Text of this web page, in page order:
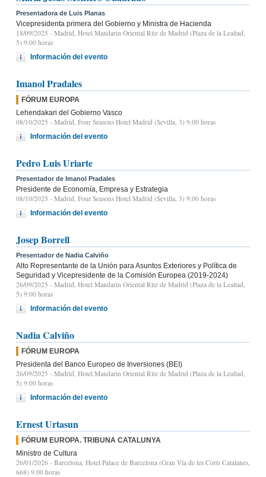
Presentadora de Luis Planas
Vicepresidenta primera del Gobierno y Ministra de Hacienda
18/09/2025 - Madrid, Hotel Mandarin Oriental Ritz de Madrid (Plaza de la Lealtad,
5) 9:00 horas
Información del evento
Imanol Pradales
FÓRUM EUROPA
Lehendakari del Gobierno Vasco
08/10/2025 - Madrid, Four Seasons Hotel Madrid (Sevilla, 3) 9.00 horas
Información del evento
Pedro Luis Uriarte
Presentador de Imanol Pradales
Presidente de Economía, Empresa y Estrategia
08/10/2025 - Madrid, Four Seasons Hotel Madrid (Sevilla, 3) 9.00 horas
Información del evento
Josep Borrell
Presentador de Nadia Calviño
Alto Representante de la Unión para Asuntos Exteriores y Política de
Seguridad y Vicepresidente de la Comisión Europea (2019-2024)
26/09/2025 - Madrid, Hotel Mandarin Oriental Ritz de Madrid (Plaza de la Lealtad,
5) 9:00 horas
Información del evento
Nadia Calviño
FÓRUM EUROPA
Presidenta del Banco Europeo de Inversiones (BEI)
26/09/2025 - Madrid, Hotel Mandarin Oriental Ritz de Madrid (Plaza de la Lealtad,
5) 9:00 horas
Información del evento
Ernest Urtasun
FÓRUM EUROPA. TRIBUNA CATALUNYA
Ministro de Cultura
26/01/2026 - Barcelona, Hotel Palace de Barcelona (Gran Vía de les Corts Catalanes,
668) 9.00 horas